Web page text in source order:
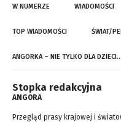
W NUMERZE WIADOMOŚCI
TOP WIADOMOŚCI ŚWIAT/
ANGORKA – NIE TYLKO DLA DZIECI…
Stopka redakcyjna
ANGORA
Przegląd prasy krajowej i